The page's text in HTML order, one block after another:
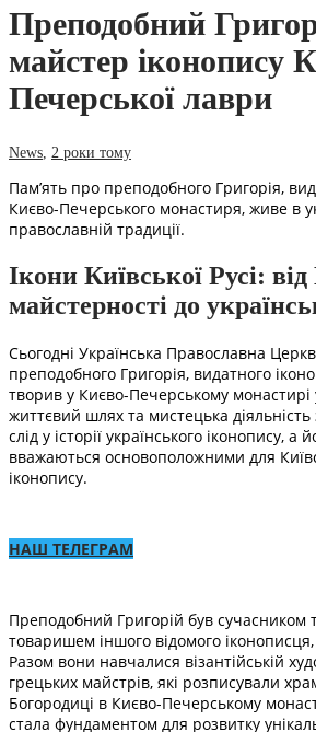
Преподобний
майстер іконопису
Печерської лаври
News 2 роки тому
Пам’ять про преподобного Григорія,
Києво-Печерського монастиря, живе в
православній традиції.
Ікони Київської Русі: від
майстерності до
Сьогодні Українська Православна
преподобного Григорія, видатного
творив у Києво-Печерському монастирі у
життєвий шлях та мистецька
слід у історії українського іконопису, а
вважаються основоположними для
іконопису.
НАШ ТЕЛЕГРАМ
Преподобний Григорій був сучасником
товаришем іншого відомого
Разом вони навчалися візантійській
грецьких майстрів, які розписували
Богородиці в Києво-Печерському
стала фундаментом для розвитку